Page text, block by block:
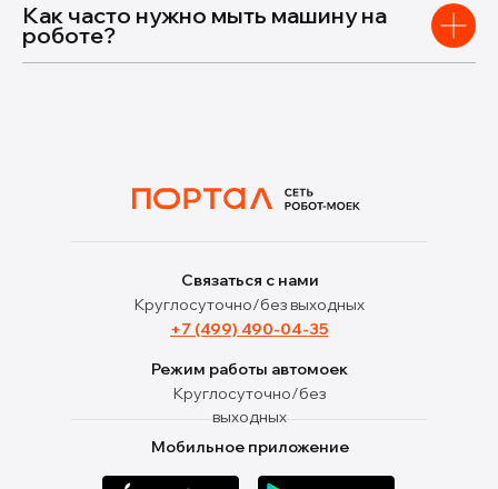
Как часто нужно мыть машину на
роботе?
+7 (499) 490-04-35
Круглосуточно/без
выходных
Связаться с нами
Режим работы автомоек
Круглосуточно/без выходных
Мобильное приложение